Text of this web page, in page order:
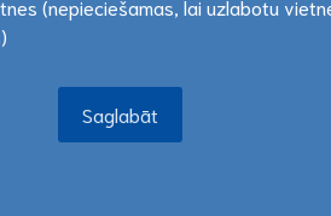
Lasīt vairāk
Saglabāt
ar norādi“Priekšlikumi Centrālā
programmas 2021.-2027.gadam
(adrese: Peldu iela 25, LV-
(nepieciešamas, lai uzlabotu
Saglabāt